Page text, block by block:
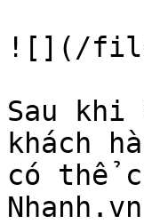
![](/
Sau khi
khách
có thể
Nhanh.vn